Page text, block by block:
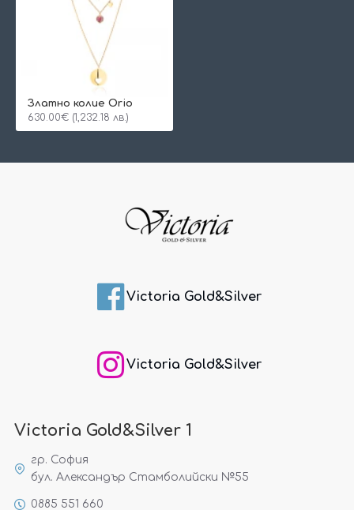
Златно колие Orio
630.00€ (1,232.18 лв.)
Victoria Gold&Silver
Victoria Gold&Silver
Victoria Gold&Silver 1
гр. София
бул. Александър Стамболийски №55
0885 551 660